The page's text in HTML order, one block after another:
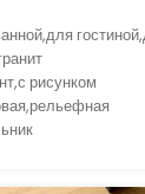
рисунком